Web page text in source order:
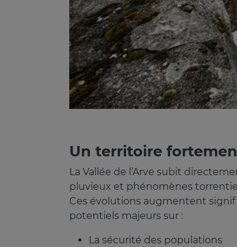
Un territoire
La Vallée de l’Arve subit
pluvieux et phénomènes
Ces évolutions augmentent
potentiels majeurs sur :
La sécurité des populations